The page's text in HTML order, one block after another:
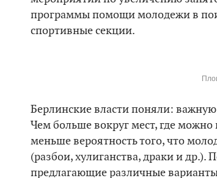
программы помощи молодежи в
спортивные секции.
Берлинские власти поняли: важную
Чем больше вокруг мест, где
меньше вероятность того, что
(разбои, хулиганства, драки и
предлагающие различные варианты